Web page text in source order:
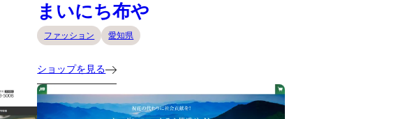
まいにち布や
ファッション 愛知県
ショップを見る